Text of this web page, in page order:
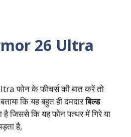
26 Ultra
फोन के फीचर्स की बात करें तो
कि यह बहुत ही दमदारबिल्ड
है जिससे कि यह फोन पत्थर में गिरे या
है,